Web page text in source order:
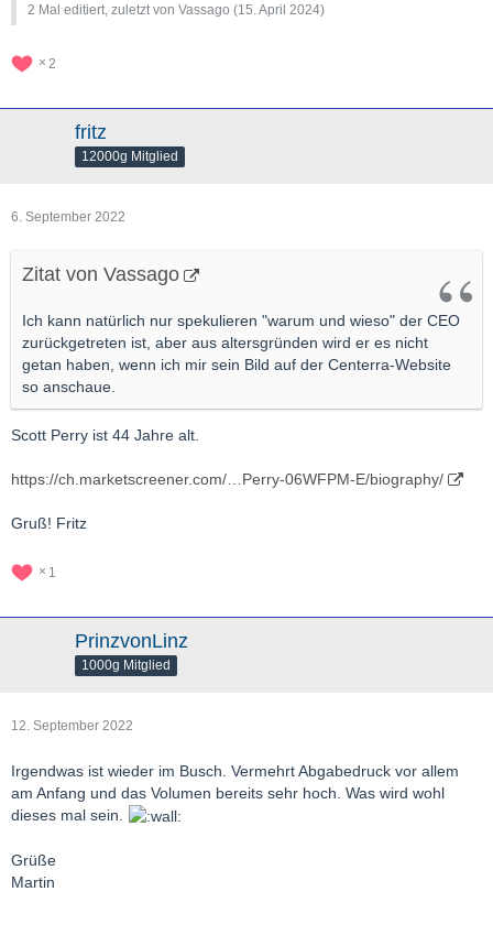
2 Mal editiert, zuletzt von Vassago (15. April 2024)
2
fritz
12000g Mitglied
6. September 2022
Zitat von Vassago
Ich kann natürlich nur spekulieren "warum und wieso" der CEO
zurückgetreten ist, aber aus altersgründen wird er es nicht
getan haben, wenn ich mir sein Bild auf der Centerra-Website
so anschaue.
Scott Perry ist 44 Jahre alt.
https://ch.marketscreener.com/…Perry-06WFPM-E/biography/
Gruß! Fritz
1
PrinzvonLinz
1000g Mitglied
12. September 2022
Irgendwas ist wieder im Busch. Vermehrt Abgabedruck vor allem
am Anfang und das Volumen bereits sehr hoch. Was wird wohl
dieses mal sein.
Grüße
Martin